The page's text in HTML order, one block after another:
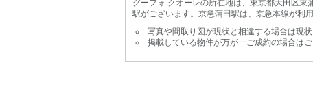
グーフォ クオーレの所在地は、東京都大田区
駅がございます。京急蒲田駅は、京急本線が利用
写真や間取り図が現状と相違する場合は現
掲載している物件が万が一ご成約の場合はご